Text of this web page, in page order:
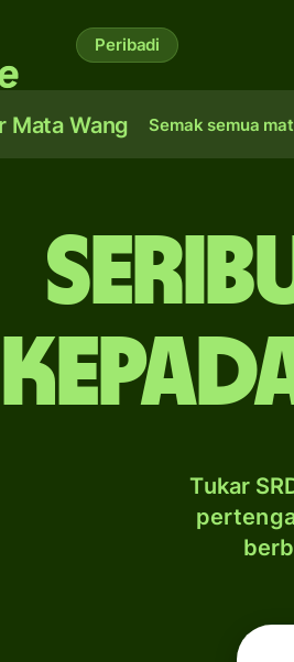
Peribadi
Mata Wang Semak semua
Tukar